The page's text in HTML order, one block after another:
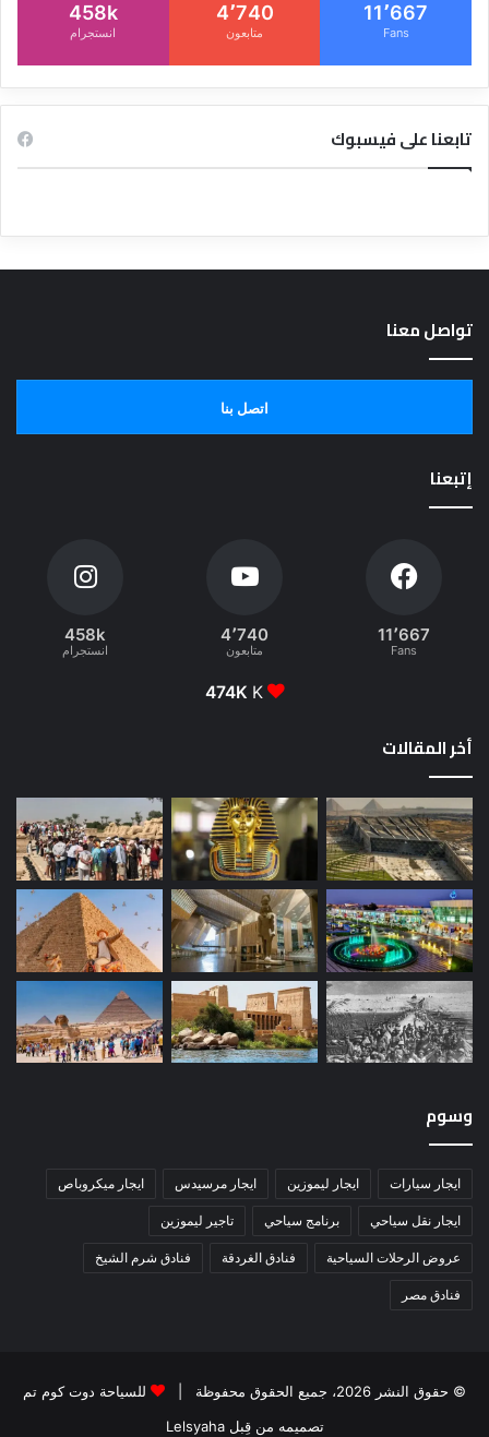
11٬667
Fans
4٬740
متابعون
458k
انستجرام
تابعنا على فيسبوك
تواصل معنا
اتصل بنا
إتبعنا
11٬667
Fans
4٬740
متابعون
458k
انستجرام
474K K
أخر المقالات
وسوم
ايجار سيارات ايجار ليموزين ايجار مرسيدس ايجار ميكروباص
ايجار نقل سياحي برنامج سياحي تاجير ليموزين
عروض الرحلات السياحية فنادق الغردقة فنادق شرم الشيخ
فنادق مصر
© حقوق النشر 2026، جميع الحقوق محفوظة |
للسياحة دوت كوم تم
تصميمه من قِبل Lelsyaha